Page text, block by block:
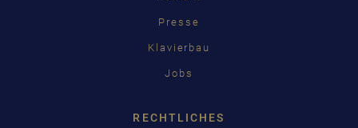
Presse
Klavierbau
Jobs
RECHTLICHES